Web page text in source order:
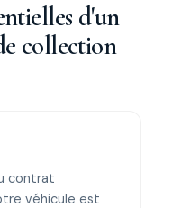
d'un
collection
contrat
véhicule est